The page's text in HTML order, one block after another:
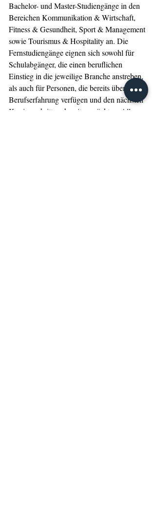
Bachelor- und Master-Studiengänge in den
Bereichen Kommunikation & Wirtschaft,
Fitness & Gesundheit, Sport & Management
sowie Tourismus & Hospitality an. Die
Fernstudiengänge eignen sich sowohl für
Schulabgänger, die einen beruflichen
Einstieg in die jeweilige Branche anstreben,
als auch für Personen, die bereits über
Berufserfahrung verfügen und den nächsten
Karriereschritt vorbereiten möchten. Alle